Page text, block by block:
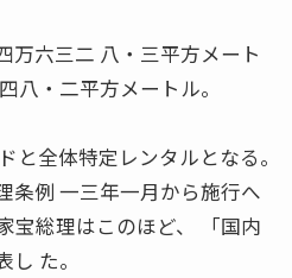
六三二 八・三平方メート
八・二平方メートル。
と全体特定レンタルとなる。
条例 一三年一月から施行へ
総理はこのほど、 「国内
た。